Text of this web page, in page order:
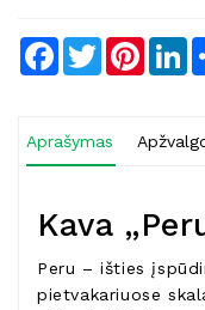
Facebook
Twitter
Aprašymas
Kava
Peru – išties
pietvakariuose